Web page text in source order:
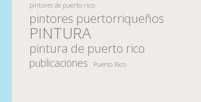
pintores de puerto rico
pintores puertorriqueños
PINTURA
pintura de puerto rico
publicaciones Puerto Rico